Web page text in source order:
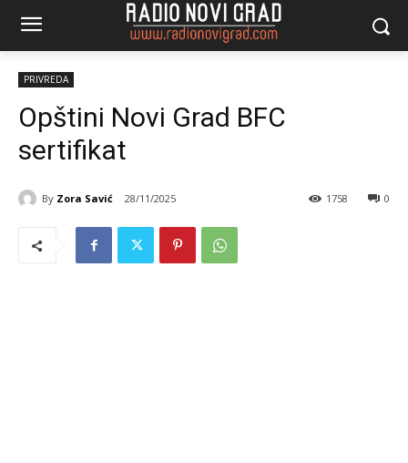
PRIVREDA
Opštini Novi Grad BFC
sertifikat
By Zora Savić 28/11/2025 0
1758